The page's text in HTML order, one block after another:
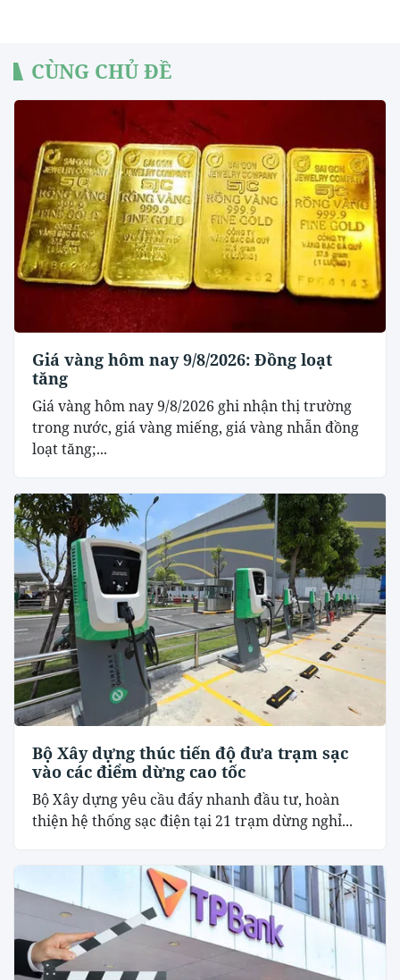
CÙNG CHỦ ĐỀ
Giá vàng hôm nay 9/8/2026: Đồng loạt
tăng
Giá vàng hôm nay 9/8/2026 ghi nhận thị trường
trong nước, giá vàng miếng, giá vàng nhẫn đồng
loạt tăng;...
Bộ Xây dựng thúc tiến độ đưa trạm sạc
vào các điểm dừng cao tốc
Bộ Xây dựng yêu cầu đẩy nhanh đầu tư, hoàn
thiện hệ thống sạc điện tại 21 trạm dừng nghỉ...